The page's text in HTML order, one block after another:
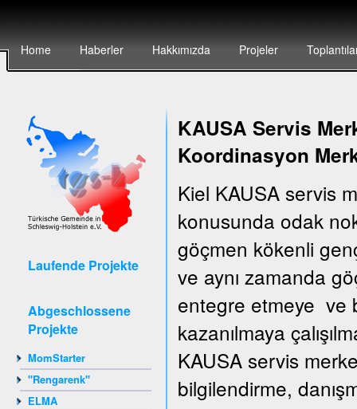
Home Haberler Hakkımızda Projeler
Laufende Projekte
Abgeschlossene
Projekte
MomStarter
"Rengarenk"
ELMA
KAUSA Servis
Koordinasyon
Kiel KAUSA servis
konusunda odak
göçmen kökenli
ve aynı zamanda
entegre etmeye ve
kazanılmaya
KAUSA servis
bilgilendirme,